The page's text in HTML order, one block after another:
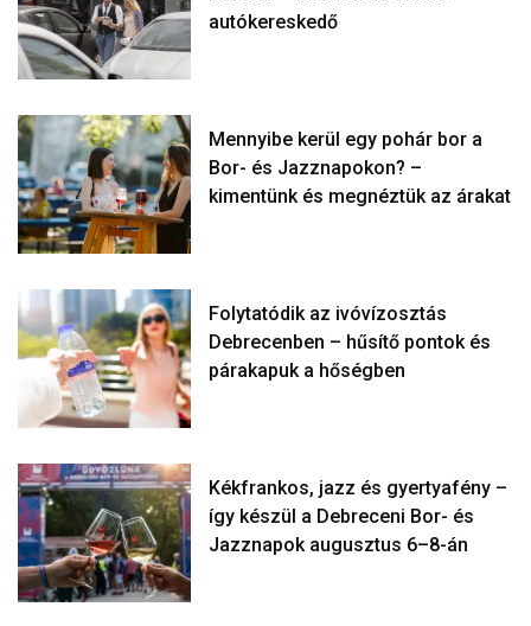
autókereskedő
Mennyibe kerül egy pohár bor a
Bor- és Jazznapokon? –
kimentünk és megnéztük az árakat
Folytatódik az ivóvízosztás
Debrecenben – hűsítő pontok és
párakapuk a hőségben
Kékfrankos, jazz és gyertyafény –
így készül a Debreceni Bor- és
Jazznapok augusztus 6–8-án